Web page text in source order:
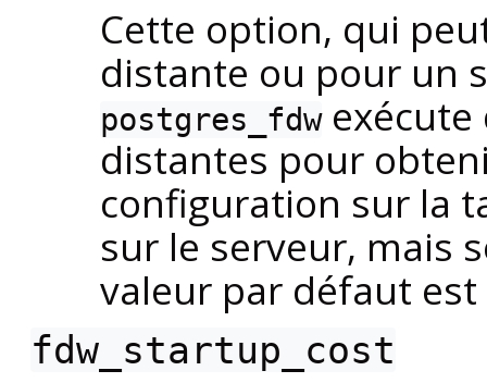
Cette option, qui
distante ou pour un
postgres_fdwexécute
distantes pour
configuration sur la
sur le serveur, mais
valeur par défaut est
fdw_startup_cost